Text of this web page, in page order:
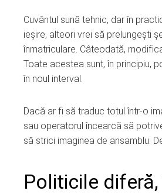
Cuvântul sună tehnic, dar în
ieșire, alteori vrei să prelungești
înmatriculare. Câteodată,
Toate acestea sunt, în principiu,
în noul interval.
Dacă ar fi să traduc totul într-o
sau operatorul încearcă să
să strici imaginea de ansamblu.
Politicile